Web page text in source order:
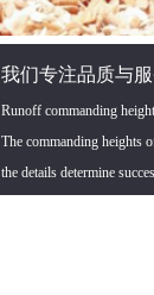
我们专注品质与
Runoff commanding
The commanding heights
the details determine